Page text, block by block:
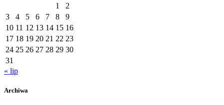
1
2
3
4 5 6 7 8
9
10 11 12 13 14 15 16
17 18 19 20 21 22 23
24 25 26 27 28 29 30
31
« lip
Archiwa